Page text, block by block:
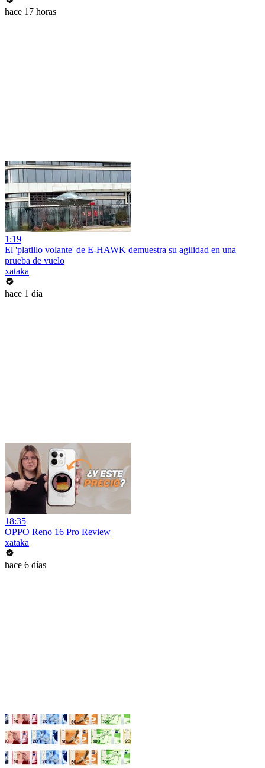
hace 17 horas
1:19
El 'platillo volante' de E-HAWK demuestra su agilidad en una
prueba de vuelo
xataka
hace 1 día
18:35
OPPO Reno 16 Pro Review
xataka
hace 6 días